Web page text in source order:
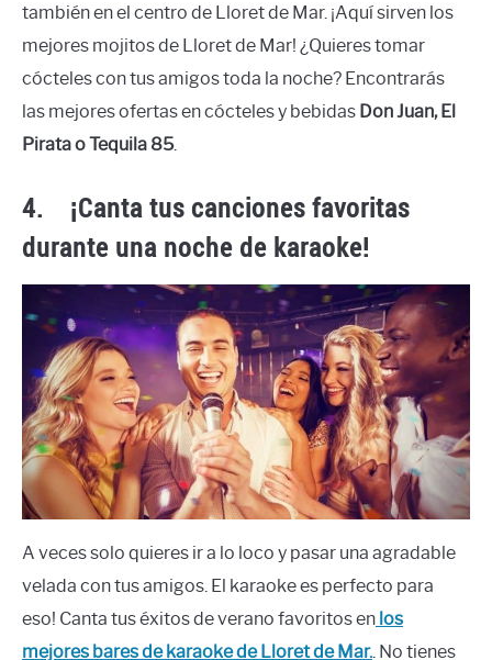
también en el centro de Lloret de Mar. ¡Aquí sirven los
mejores mojitos de Lloret de Mar! ¿Quieres tomar
cócteles con tus amigos toda la noche? Encontrarás
las mejores ofertas en cócteles y bebidas Don Juan, El
Pirata o Tequila 85.
4. ¡Canta tus canciones favoritas
durante una noche de karaoke!
A veces solo quieres ir a lo loco y pasar una agradable
velada con tus amigos. El karaoke es perfecto para
eso! Canta tus éxitos de verano favoritos en los
mejores bares de karaoke de Lloret de Mar.. No tienes